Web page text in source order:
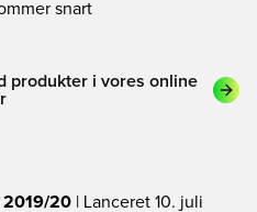
snart
produkter i vores online
2019/20 | Lanceret 10. juli